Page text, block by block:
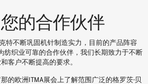
的合作伙伴
特不断巩固机针制造实力，目前的产品阵容
纺织业可靠的合作伙伴，我们长期致力于不断
客户不断提高的要求。
的欧洲ITMA展会上了解范围广泛的格罗茨-贝